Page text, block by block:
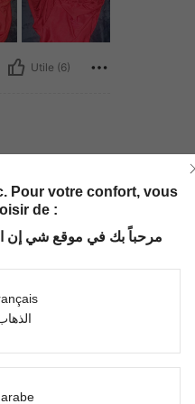
Utile (6)
90 cm / 35 in, Couleur: Rouge,
Pour votre confort, vous
de :
مرحباً بك في موقع شي إن